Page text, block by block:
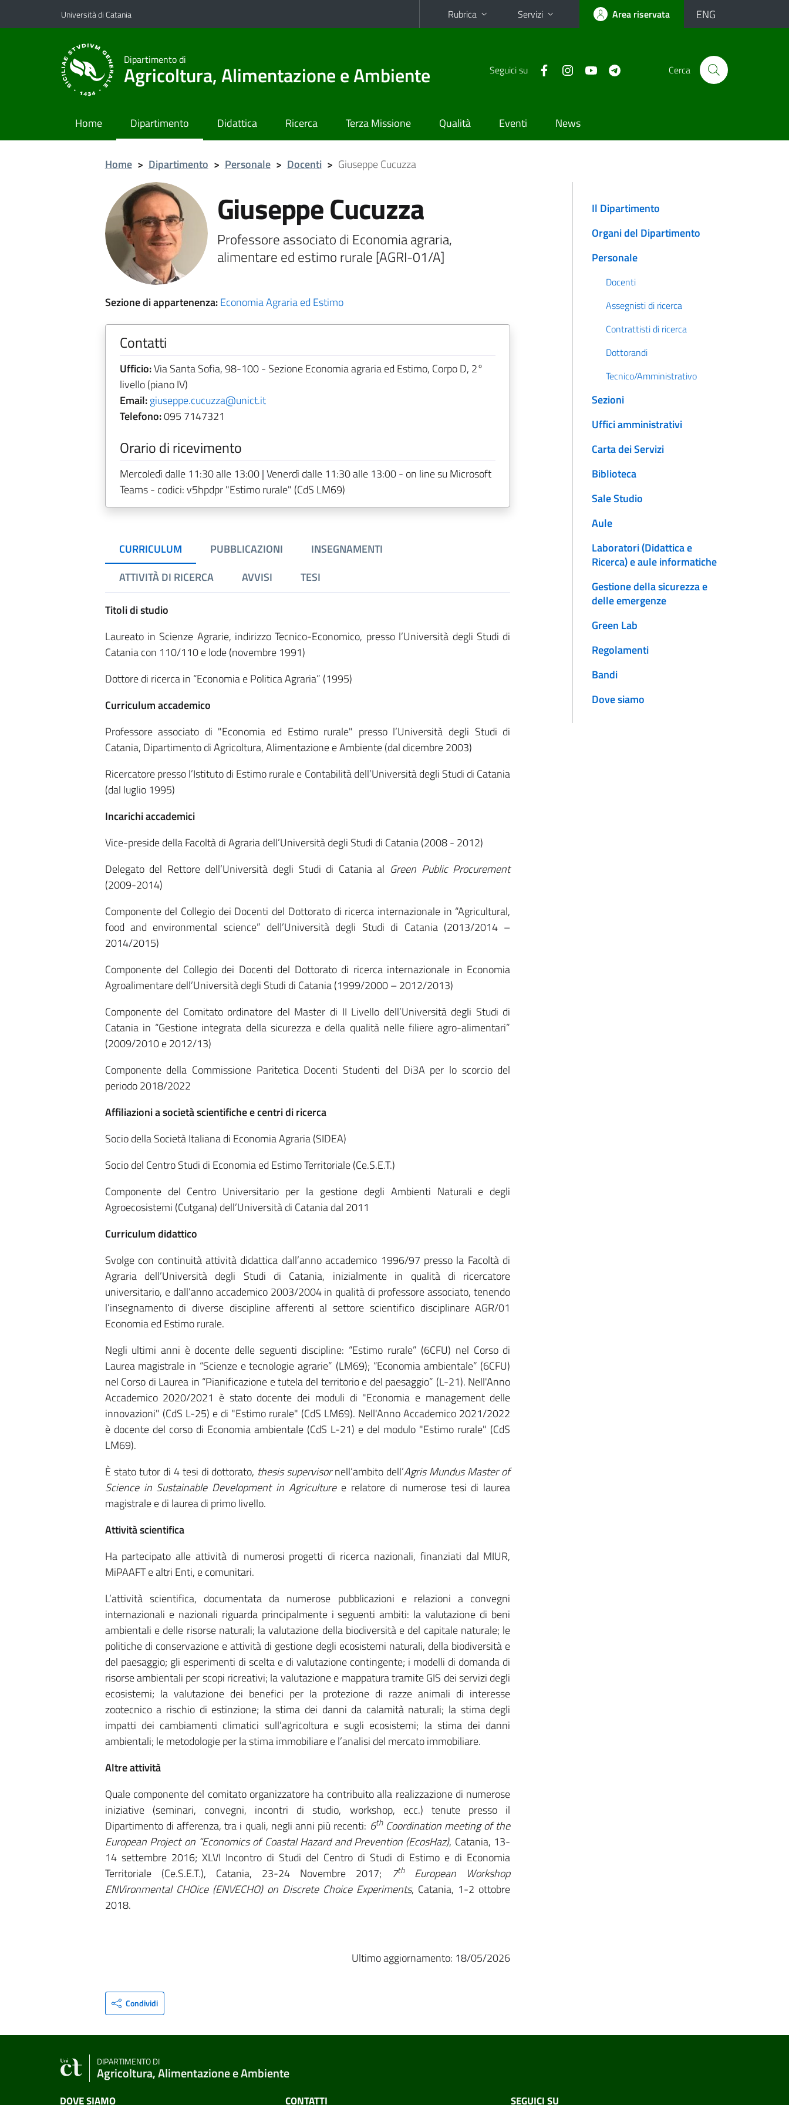
Vai al contenuto principale
Vai al menu di navigazione
Università di Catania Rubrica Servizi Area riservata ENG
Dipartimento di
Agricoltura, Alimentazione e Ambiente Seguici su Cerca
Home Dipartimento Didattica Ricerca Terza Missione Qualità Eventi News
Home > Dipartimento > Personale > Docenti > Giuseppe Cucuzza
Giuseppe Cucuzza
Professore associato di Economia agraria,
alimentare ed estimo rurale [AGRI-01/A]
Sezione di appartenenza:Economia Agraria ed Estimo
Contatti
Ufficio:Via Santa Sofia, 98-100 - Sezione Economia agraria ed Estimo, Corpo D, 2°
livello (piano IV)
Email:giuseppe.cucuzza@unict.it
Telefono:095 7147321
Orario di ricevimento
Mercoledì dalle 11:30 alle 13:00 | Venerdì dalle 11:30 alle 13:00 - on line su Microsoft
Teams - codici: v5hpdpr "Estimo rurale" (CdS LM69)
CURRICULUM PUBBLICAZIONI
INSEGNAMENTI
ATTIVITÀ DI RICERCA
AVVISI TESI
Titoli di studio
Laureato in Scienze Agrarie, indirizzo Tecnico-Economico, presso l’Università degli Studi di
Catania con 110/110 e lode (novembre 1991)
Dottore di ricerca in “Economia e Politica Agraria” (1995)
Curriculum accademico
Professore associato di "Economia ed Estimo rurale" presso l’Università degli Studi di
Catania, Dipartimento di Agricoltura, Alimentazione e Ambiente (dal dicembre 2003)
Ricercatore presso l’Istituto di Estimo rurale e Contabilità dell’Università degli Studi di Catania
(dal luglio 1995)
Incarichi accademici
Vice-preside della Facoltà di Agraria dell’Università degli Studi di Catania (2008 - 2012)
Delegato del Rettore dell’Università degli Studi di Catania al Green Public Procurement
(2009-2014)
Componente del Collegio dei Docenti del Dottorato di ricerca internazionale in “Agricultural,
food and environmental science” dell’Università degli Studi di Catania (2013/2014 –
2014/2015)
Componente del Collegio dei Docenti del Dottorato di ricerca internazionale in Economia
Agroalimentare dell’Università degli Studi di Catania (1999/2000 – 2012/2013)
Componente del Comitato ordinatore del Master di II Livello dell’Università degli Studi di
Catania in “Gestione integrata della sicurezza e della qualità nelle filiere agro-alimentari”
(2009/2010 e 2012/13)
Componente della Commissione Paritetica Docenti Studenti del Di3A per lo scorcio del
periodo 2018/2022
Affiliazioni a società scientifiche e centri di ricerca
Socio della Società Italiana di Economia Agraria (SIDEA)
Socio del Centro Studi di Economia ed Estimo Territoriale (Ce.S.E.T.)
Componente del Centro Universitario per la gestione degli Ambienti Naturali e degli
Agroecosistemi (Cutgana) dell’Università di Catania dal 2011
Curriculum didattico
Svolge con continuità attività didattica dall’anno accademico 1996/97 presso la Facoltà di
Agraria dell’Università degli Studi di Catania, inizialmente in qualità di ricercatore
universitario, e dall’anno accademico 2003/2004 in qualità di professore associato, tenendo
l’insegnamento di diverse discipline afferenti al settore scientifico disciplinare AGR/01
Economia ed Estimo rurale.
Negli ultimi anni è docente delle seguenti discipline: “Estimo rurale” (6CFU) nel Corso di
Laurea magistrale in “Scienze e tecnologie agrarie” (LM69); “Economia ambientale” (6CFU)
nel Corso di Laurea in “Pianificazione e tutela del territorio e del paesaggio” (L-21). Nell'Anno
Accademico 2020/2021 è stato docente dei moduli di "Economia e management delle
innovazioni" (CdS L-25) e di "Estimo rurale" (CdS LM69). Nell'Anno Accademico 2021/2022
è docente del corso di Economia ambientale (CdS L-21) e del modulo "Estimo rurale" (CdS
LM69).
È stato tutor di 4 tesi di dottorato, thesis supervisornell’ambito dell’Agris Mundus Master of
Science in Sustainable Development in Agriculturee relatore di numerose tesi di laurea
magistrale e di laurea di primo livello.
Attività scientifica
Ha partecipato alle attività di numerosi progetti di ricerca nazionali, finanziati dal MIUR,
MiPAAFT e altri Enti, e comunitari.
L’attività scientifica, documentata da numerose pubblicazioni e relazioni a convegni
internazionali e nazionali riguarda principalmente i seguenti ambiti: la valutazione di beni
ambientali e delle risorse naturali; la valutazione della biodiversità e del capitale naturale; le
politiche di conservazione e attività di gestione degli ecosistemi naturali, della biodiversità e
del paesaggio; gli esperimenti di scelta e di valutazione contingente; i modelli di domanda di
risorse ambientali per scopi ricreativi; la valutazione e mappatura tramite GIS dei servizi degli
ecosistemi; la valutazione dei benefici per la protezione di razze animali di interesse
zootecnico a rischio di estinzione; la stima dei danni da calamità naturali; la stima degli
impatti dei cambiamenti climatici sull’agricoltura e sugli ecosistemi; la stima dei danni
ambientali; le metodologie per la stima immobiliare e l’analisi del mercato immobiliare.
Altre attività
Quale componente del comitato organizzatore ha contribuito alla realizzazione di numerose
iniziative (seminari, convegni, incontri di studio, workshop, ecc.) tenute presso il
Dipartimento di afferenza, tra i quali, negli anni più recenti: 6thCoordination meeting of the
European Project on “Economics of Coastal Hazard and Prevention (EcosHaz), Catania, 13-
14 settembre 2016; XLVI Incontro di Studi del Centro di Studi di Estimo e di Economia
Territoriale (Ce.S.E.T.), Catania, 23-24 Novembre 2017;
7thEuropean Workshop
ENVironmental CHOice (ENVECHO) on Discrete Choice Experiments, Catania, 1-2 ottobre
2018.
Ultimo aggiornamento: 18/05/2026
Condividi
Il Dipartimento
Organi del Dipartimento
Personale
Docenti
Assegnisti di ricerca
Contrattisti di ricerca
Dottorandi
Tecnico/Amministrativo
Sezioni
Uffici amministrativi
Carta dei Servizi
Biblioteca
Sale Studio
Aule
Laboratori (Didattica e
Ricerca) e aule informatiche
Gestione della sicurezza e
delle emergenze
Green Lab
Regolamenti
Bandi
Dove siamo
DIPARTIMENTO DI
Agricoltura, Alimentazione e Ambiente
DOVE SIAMO CONTATTI SEGUICI SU